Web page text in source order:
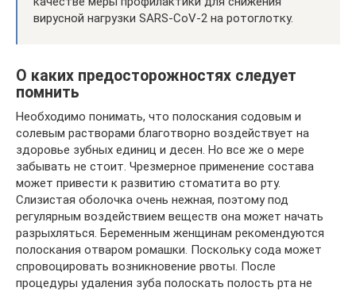
вирусной нагрузки SARS-CoV-2 на ротоглотку.
О каких предосторожностях следует
помнить
Необходимо понимать, что полоскания содовым и
солевым растворами благотворно воздействует на
здоровье зубных единиц и десен. Но все же о мере
забывать не стоит. Чрезмерное применение состава
может привести к развитию стоматита во рту.
Слизистая оболочка очень нежная, поэтому под
регулярным воздействием веществ она может начать
разрыхляться. Беременным женщинам рекомендуются
полоскания отваром ромашки. Поскольку сода может
спровоцировать возникновение рвоты. После
процедуры удаления зуба полоскать полость рта не